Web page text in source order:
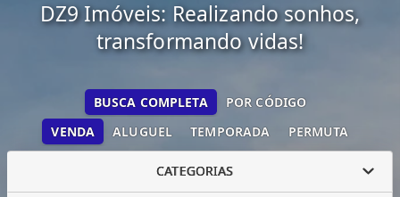
DZ9 Imóveis: Realizando sonhos,
transformando vidas!
VENDA ALUGUEL TEMPORADA PERMUTA
BUSCA COMPLETA POR CÓDIGO
CATEGORIAS